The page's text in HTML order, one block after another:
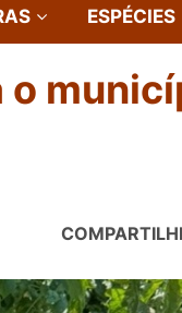
ESPÉCIES
o